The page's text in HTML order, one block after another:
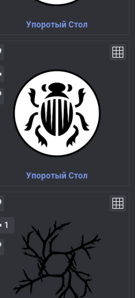
Упоротый Стол
Упоротый Стол
1